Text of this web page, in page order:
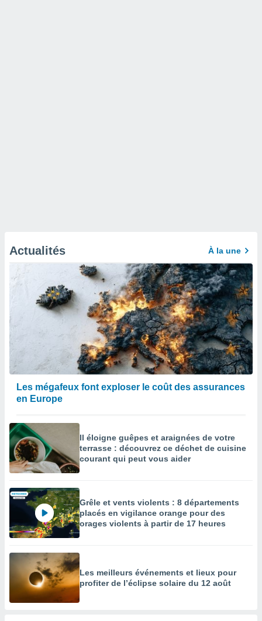
Actualités À la une
Les mégafeux font exploser le coût des assurances
en Europe
Il éloigne guêpes et araignées de votre
terrasse : découvrez ce déchet de cuisine
courant qui peut vous aider
Grêle et vents violents : 8 départements
placés en vigilance orange pour des
orages violents à partir de 17 heures
Les meilleurs événements et lieux pour
profiter de l’éclipse solaire du 12 août